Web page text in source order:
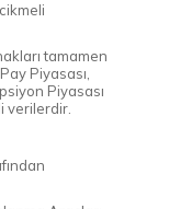
tamamen
Piyasası,
Piyasası
verilerdir.